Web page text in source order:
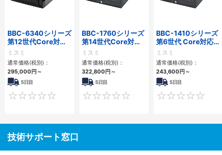
BBC-6340シリーズ
第12世代Core対応
小型フロアマウント
PC2PCI/2PCIe
ミスミ
通常価格(税別)：
295,000円～
5日目
0
BBC-1760シリーズ
第14世代Core対応
小型フロアマウント
3PCIe
ミスミ
通常価格(税別)：
322,800円～
5日目
0
BBC-1410シリーズ
第6世代 Core対応フ
ロアマウントFAPC
3PCI・3PCIe
ミスミ
通常価格(税別)：
243,600円～
5日目
技術サポート窓口